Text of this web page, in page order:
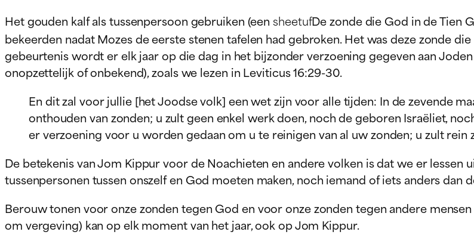
Het gouden kalf als tussenpersoon gebruiken (eensheetufDe zonde die God in de Tien
bekeerden nadat Mozes de eerste stenen tafelen had gebroken. Het was deze zonde
gebeurtenis wordt er elk jaar op die dag in het bijzonder verzoening gegeven aan
onopzettelijk of onbekend), zoals we lezen in Leviticus 16:29-30.
En dit zal voor jullie [het Joodse volk] een wet zijn voor alle tijden: In de zevende
onthouden van zonden; u zult geen enkel werk doen, noch de geboren Israëliet,
er verzoening voor u worden gedaan om u te reinigen van al uw zonden; u zult rein
De betekenis van Jom Kippur voor de Noachieten en andere volken is dat we er
tussenpersonen tussen onszelf en God moeten maken, noch iemand of iets anders dan
Berouw tonen voor onze zonden tegen God en voor onze zonden tegen andere
om vergeving) kan op elk moment van het jaar, ook op Jom Kippur.